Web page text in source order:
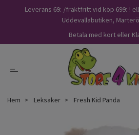
Leverans 69:-/fraktfritt vid köp 699:-!
Uddevallabutiken,
Betala med kort eller
Hem Leksaker Fresh Kid Panda